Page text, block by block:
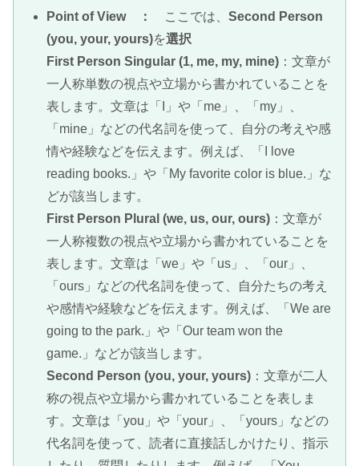
Point of View ：
ここでは、Second Person
(you, your, yours)を選択
First Person Singular (1, me, my, mine) ：文章が
一人称単数の視点や立場から書かれていることを
表します。文章は「I」や「me」、「my」、
「mine」などの代名詞を使って、自分の考えや感
情や経験などを伝えます。例えば、「I love
reading books.」や「My favorite color is blue.」な
どが該当します。
First Person Plural (we, us, our, ours) ：文章が
一人称複数の視点や立場から書かれていることを
表します。文章は「we」や「us」、「our」、
「ours」などの代名詞を使って、自分たちの考え
や感情や経験などを伝えます。例えば、「We are
going to the park.」や「Our team won the
game.」などが該当します。
Second Person (you, your, yours) ：文章が二人
称の視点や立場から書かれていることを表しま
す。文章は「you」や「your」、「yours」などの
代名詞を使って、読者に直接話しかけたり、指示